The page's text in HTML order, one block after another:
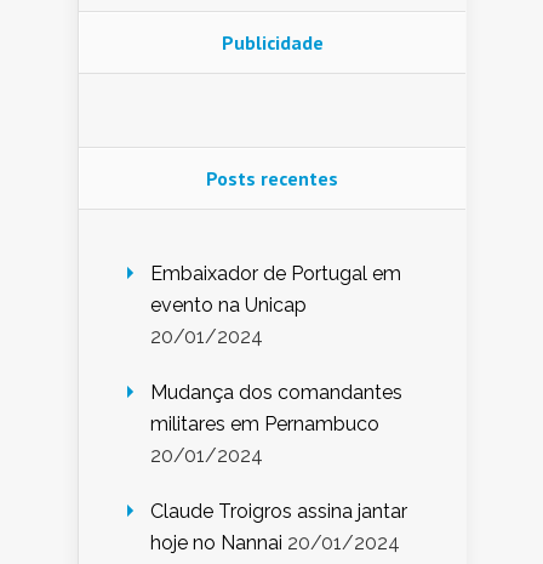
Publicidade
Posts recentes
Embaixador de Portugal em
evento na Unicap
20/01/2024
Mudança dos comandantes
militares em Pernambuco
20/01/2024
Claude Troigros assina jantar
hoje no Nannai 20/01/2024